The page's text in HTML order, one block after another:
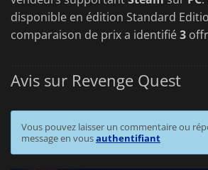
disponible en édition Standard
comparaison de prix a identifié3
Avis sur Revenge Quest
Vous pouvez laisser un commentaire ou
message en vousauthentifiant